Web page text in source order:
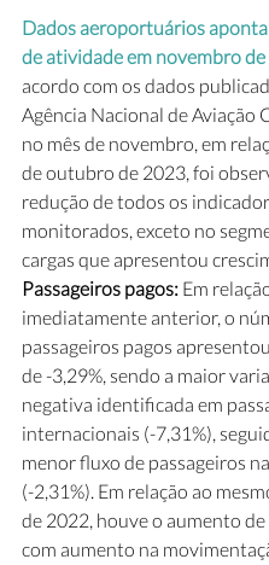
Dados aeroportuários
de atividade em novembro
acordo com os dados
Agência Nacional de Aviação
no mês de novembro, em
de outubro de 2023, foi
redução de todos os
monitorados, exceto no
cargas que apresentou
Passageiros pagos: Em
imediatamente anterior, o
passageiros pagos
de -3,29%, sendo a maior
negativa identificada em
internacionais (-7,31%),
menor fluxo de passageiros
(-2,31%). Em relação ao
de 2022, houve o aumento de
com aumento na